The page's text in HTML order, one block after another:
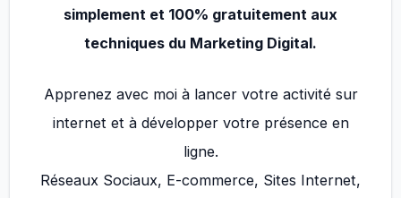
simplement et 100% gratuitement aux
techniques du Marketing Digital.
Apprenez avec moi à lancer votre activité sur
internet et à développer votre présence en
ligne.
Réseaux Sociaux, E-commerce, Sites Internet,